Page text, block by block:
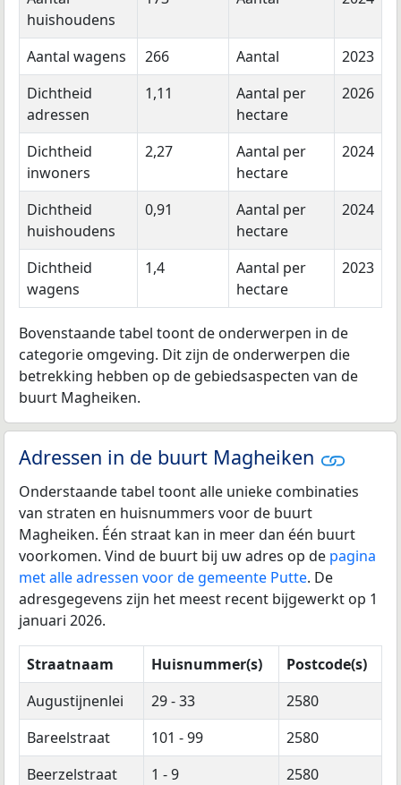
huishoudens
Aantal wagens 266 Aantal
2023
Dichtheid
adressen
1,11
Aantal per
hectare
2026
Dichtheid
inwoners
2,27
Aantal per
hectare
2024
Dichtheid
huishoudens
0,91
Aantal per
hectare
2024
Dichtheid
wagens
1,4
Aantal per
hectare
2023
Bovenstaande tabel toont de onderwerpen in de
categorie omgeving. Dit zijn de onderwerpen die
betrekking hebben op de gebiedsaspecten van de
buurt Magheiken.
Adressen in de buurt Magheiken
Onderstaande tabel toont alle unieke combinaties
van straten en huisnummers voor de buurt
Magheiken. Één straat kan in meer dan één buurt
voorkomen. Vind de buurt bij uw adres op de pagina
met alle adressen voor de gemeente Putte. De
adresgegevens zijn het meest recent bijgewerkt op 1
januari 2026.
Straatnaam Huisnummer(s)
Postcode(s)
Augustijnenlei
29 - 33
2580
Bareelstraat
101 - 99
2580
Beerzelstraat
1 - 9
2580